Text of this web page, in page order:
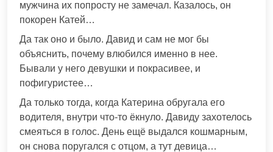
мужчина их попросту не замечал. Казалось, он
покорен Катей…
Да так оно и было. Давид и сам не мог бы
объяснить, почему влюбился именно в нее.
Бывали у него девушки и покрасивее, и
пофигуристее…
Да только тогда, когда Катерина обругала его
водителя, внутри что-то ёкнуло. Давиду захотелось
смеяться в голос. День ещё выдался кошмарным,
он снова поругался с отцом, а тут девица…